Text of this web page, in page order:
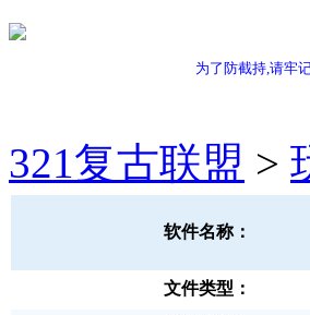
为了防截持,请牢
321复古联盟 >
软件名称：
文件类型：